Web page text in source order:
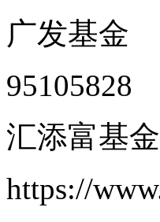
广发基金
95105828
汇添富基
https://